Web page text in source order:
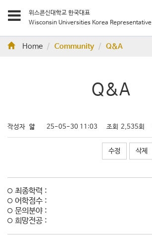
위스콘신대학교 한국대표
Wisconsin Universities Korea Representative
Home Community Q&A
Q&A
작성자 앎 25-05-30 11:03 조회 2,535회
수정 삭제
최종학력 :
어학점수 :
문의분야 :
희망전공 :